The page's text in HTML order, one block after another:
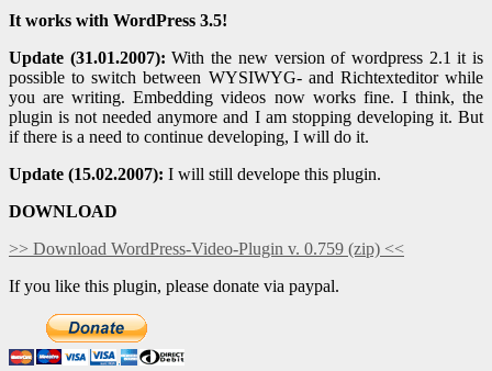
It works with WordPress 3.5!
Update (31.01.2007): With the new version of wordpress 2.1 it is
possible to switch between WYSIWYG- and Richtexteditor while
you are writing. Embedding videos now works fine. I think, the
plugin is not needed anymore and I am stopping developing it. But
if there is a need to continue developing, I will do it.
Update (15.02.2007): I will still develope this plugin.
DOWNLOAD
>> Download WordPress-Video-Plugin v. 0.759 (zip) <<
If you like this plugin, please donate via paypal.